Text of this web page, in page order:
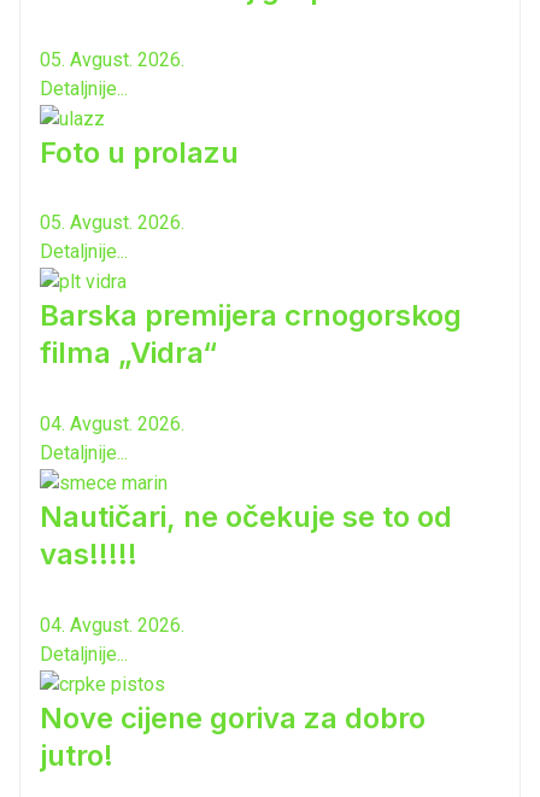
05. Avgust. 2026.
Detaljnije...
Foto u prolazu
05. Avgust. 2026.
Detaljnije...
Barska premijera crnogorskog
filma „Vidra“
04. Avgust. 2026.
Detaljnije...
Nautičari, ne očekuje se to od
vas!!!!!
04. Avgust. 2026.
Detaljnije...
Nove cijene goriva za dobro
jutro!